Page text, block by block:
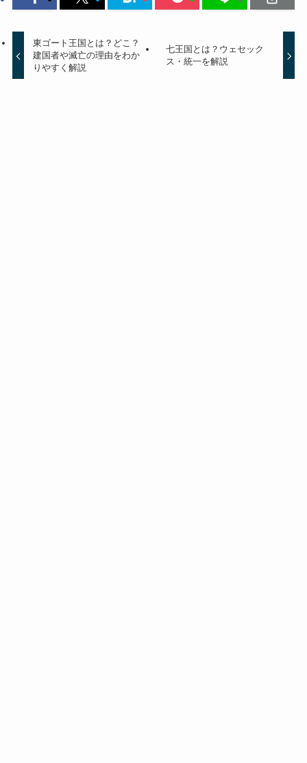
東ゴート王国とは？どこ？
建国者や滅亡の理由をわか
りやすく解説
七王国とは？ウェセック
ス・統一を解説